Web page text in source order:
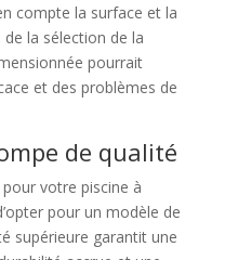
compte la surface et la
la sélection de la
pourrait
et des problèmes de
de qualité
pour votre piscine à
pour un modèle de
supérieure garantit une